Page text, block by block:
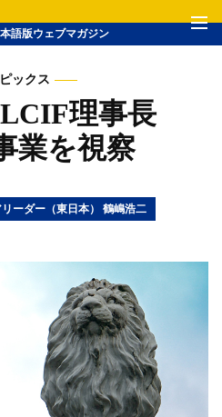
語版ウェブマガジン
ピックス
理事長
業を視察
ーダー（東日本） 鶴嶋浩二